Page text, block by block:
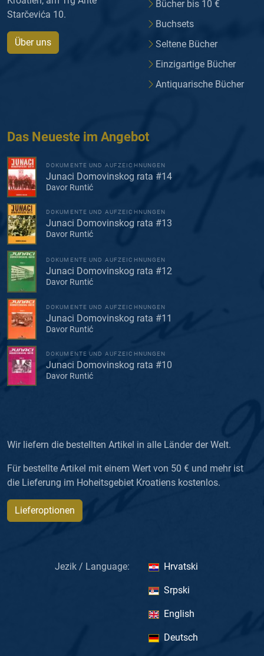
Starčevića 10.
Über uns
Bücher bis 10 €
Buchsets
Seltene Bücher
Einzigartige Bücher
Antiquarische Bücher
Das Neueste im Angebot
DOKUMENTE UND AUFZEICHNUNGEN
Junaci Domovinskog rata #14
Davor Runtić
DOKUMENTE UND AUFZEICHNUNGEN
Junaci Domovinskog rata #13
Davor Runtić
DOKUMENTE UND AUFZEICHNUNGEN
Junaci Domovinskog rata #12
Davor Runtić
DOKUMENTE UND AUFZEICHNUNGEN
Junaci Domovinskog rata #11
Davor Runtić
DOKUMENTE UND AUFZEICHNUNGEN
Junaci Domovinskog rata #10
Davor Runtić
Wir liefern die bestellten Artikel in alle Länder der Welt.
Für bestellte Artikel mit einem Wert von 50 € und mehr ist
die Lieferung im Hoheitsgebiet Kroatiens kostenlos.
Lieferoptionen
Jezik / Language: Hrvatski
Srpski
English
Deutsch